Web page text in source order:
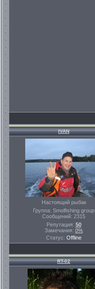
IVAN
Настоящий рыбак
Группа: Smolfishing group
Сообщений: 2315
Репутация: 50
Замечания: 0%
Статус: Offline
RT-02